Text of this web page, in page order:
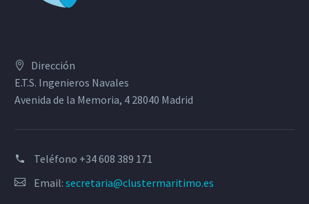
Dirección
E.T.S. Ingenieros Navales
Avenida de la Memoria, 4 28040 Madrid
Teléfono +34 608 389 171
Email: secretaria@clustermaritimo.es